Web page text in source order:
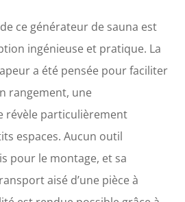
ce générateur de sauna est
ingénieuse et pratique. La
a été pensée pour faciliter
rangement, une
révèle particulièrement
espaces. Aucun outil
pour le montage, et sa
aisé d’une pièce à